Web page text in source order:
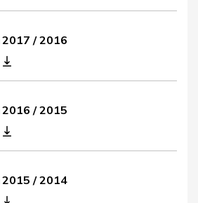
/ 2016
/ 2015
/ 2014